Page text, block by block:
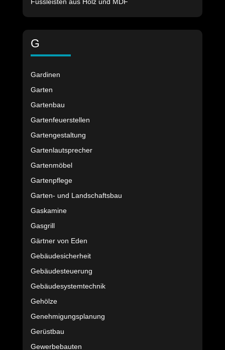
G
Gardinen
Garten
Gartenbau
Gartenfeuerstellen
Gartengestaltung
Gartenlautsprecher
Gartenmöbel
Gartenpflege
Garten- und Landschaftsbau
Gaskamine
Gasgrill
Gärtner von Eden
Gebäudesicherheit
Gebäudesteuerung
Gebäudesystemtechnik
Gehölze
Genehmigungsplanung
Gerüstbau
Gewerbebauten